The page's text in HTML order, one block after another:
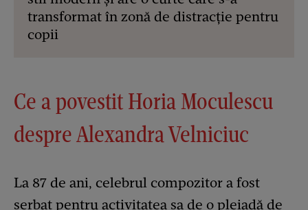
transformat în zonă de distracție pentru
copii
Ce a povestit Horia Moculescu
despre Alexandra Velniciuc
La 87 de ani, celebrul compozitor a fost
serbat pentru activitatea sa de o pleiadă de